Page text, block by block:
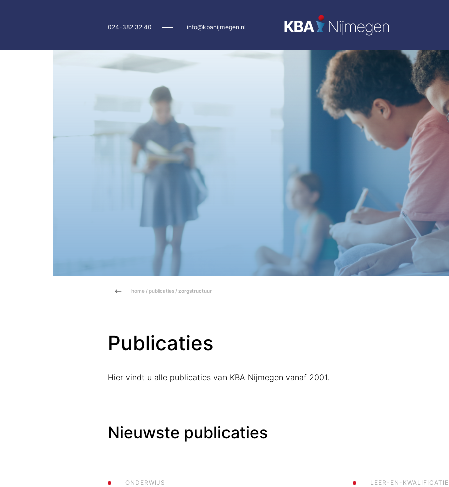
024-382 32 40 info@kbanijmegen.nl
home / publicaties/ zorgstructuur
Publicaties
Hier vindt u alle publicaties van KBA Nijmegen vanaf 2001.
Nieuwste publicaties
ONDERWIJS
LEER-EN-